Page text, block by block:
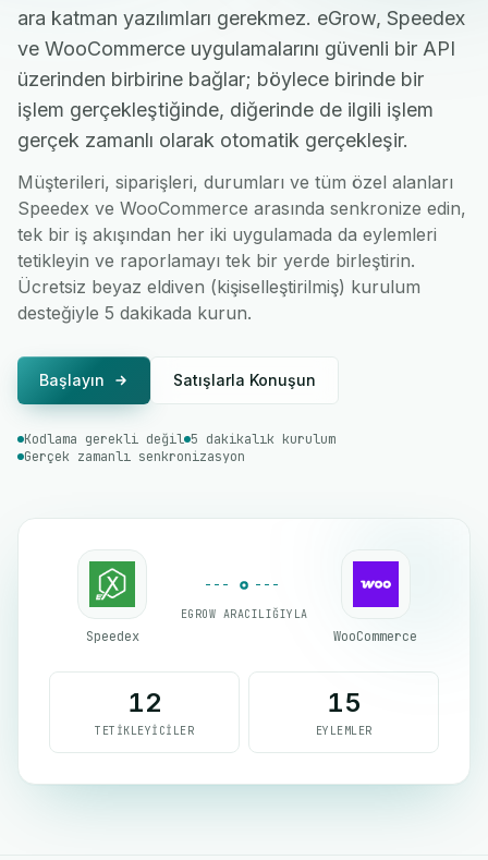
ara katman yazılımları gerekmez. eGrow, Speedex
ve WooCommerce uygulamalarını güvenli bir API
üzerinden birbirine bağlar; böylece birinde bir
işlem gerçekleştiğinde, diğerinde de ilgili işlem
gerçek zamanlı olarak otomatik gerçekleşir.
Müşterileri, siparişleri, durumları ve tüm özel alanları
Speedex ve WooCommerce arasında senkronize edin,
tek bir iş akışından her iki uygulamada da eylemleri
tetikleyin ve raporlamayı tek bir yerde birleştirin.
Ücretsiz beyaz eldiven (kişiselleştirilmiş) kurulum
desteğiyle 5 dakikada kurun.
Başlayın Satışlarla Konuşun
Kodlama gerekli değil 5 dakikalık kurulum
Gerçek zamanlı senkronizasyon
Speedex
EGROW ARACILIĞIYLA
WooCommerce
12
TETIKLEYICILER
15
EYLEMLER